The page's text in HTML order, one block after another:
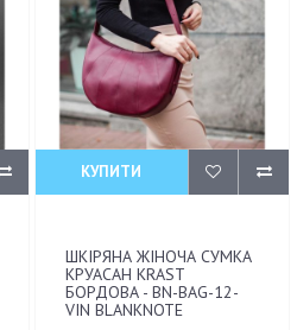
КУПИТИ
ШКІРЯНА ЖІНОЧА СУМКА
КРУАСАН KRAST
БОРДОВА - BN-BAG-12-
VIN BLANKNOTE